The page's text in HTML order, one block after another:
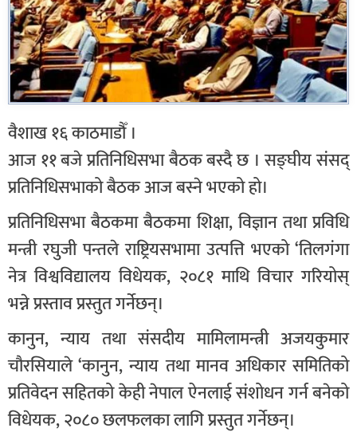
वैशाख १६ काठमाडौँ ।
आज ११ बजे प्रतिनिधिसभा बैठक बस्दै छ । सङ्घीय संसद्
प्रतिनिधिसभाको बैठक आज बस्ने भएको हो।
प्रतिनिधिसभा बैठकमा बैठकमा शिक्षा, विज्ञान तथा प्रविधि
मन्त्री रघुजी पन्तले राष्ट्रियसभामा उत्पत्ति भएको ‘तिलगंगा
नेत्र विश्वविद्यालय विधेयक, २०८१ माथि विचार गरियोस्
भन्ने प्रस्ताव प्रस्तुत गर्नेछन्।
कानुन, न्याय तथा संसदीय मामिलामन्त्री अजयकुमार
चौरसियाले ‘कानुन, न्याय तथा मानव अधिकार समितिको
प्रतिवेदन सहितको केही नेपाल ऐनलाई संशोधन गर्न बनेको
विधेयक, २०८० छलफलका लागि प्रस्तुत गर्नेछन्।